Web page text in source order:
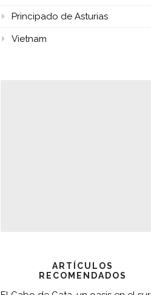
Principado de Asturias
Vietnam
ARTÍCULOS
RECOMENDADOS